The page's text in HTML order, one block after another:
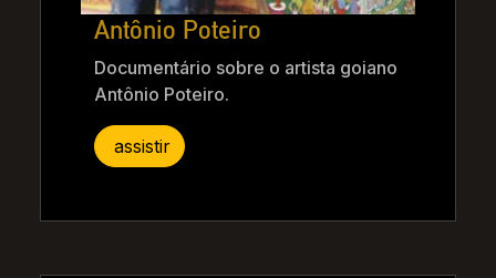
Antônio Poteiro
Documentário sobre o artista goiano
Antônio Poteiro.
assistir